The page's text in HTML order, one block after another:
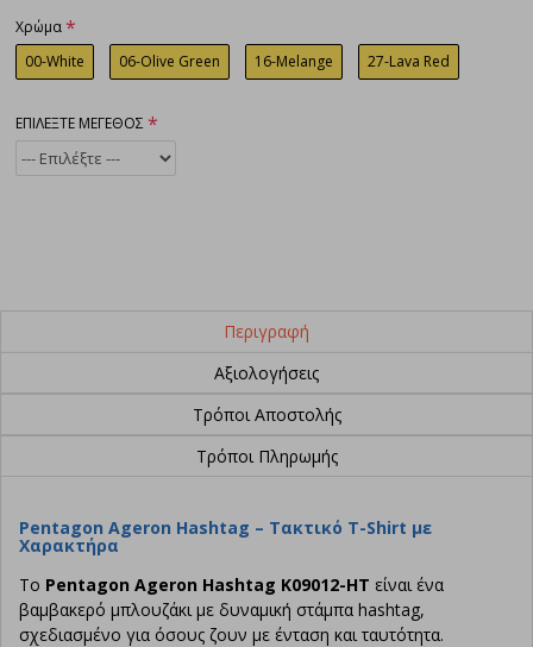
Χρώμα
00-White
06-Olive Green 16-Melange 27-Lava Red
ΕΠΙΛΕΞΤΕ ΜΕΓΕΘΟΣ
Περιγραφή
Αξιολογήσεις
Τρόποι Αποστολής
Τρόποι Πληρωμής
Pentagon Ageron Hashtag – Τακτικό T-Shirt με
Χαρακτήρα
Το Pentagon Ageron Hashtag K09012-HT είναι ένα
βαμβακερό μπλουζάκι με δυναμική στάμπα hashtag,
σχεδιασμένο για όσους ζουν με ένταση και ταυτότητα.